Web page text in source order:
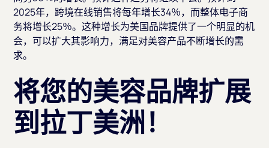
2025年，跨境在线销售将每年增长34％，而整体电子商
务将增长25％。这种增长为美国品牌提供了一个明显的机
会，可以扩大其影响力，满足对美容产品不断增长的需
求。
将您的美容品牌扩展
到拉丁美洲！